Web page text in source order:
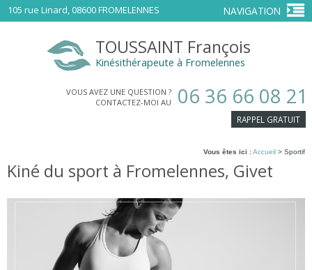
NAVIGATION
105 rue Linard, 08600 FROMELENNES
TOUSSAINT François
Kinésithérapeute à Fromelennes
VOUS AVEZ UNE QUESTION ?
CONTACTEZ-MOI AU
06 36 66 08 21
RAPPEL GRATUIT
Vous êtes ici :Accueil > Sportif
Kiné du sport à Fromelennes, Givet